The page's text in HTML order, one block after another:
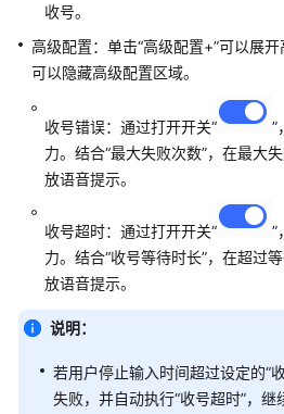
移
元
错
误
清
零
支
判
收号。
高级配置：单击“高级配置+”可以展开
可以隐藏高级配置区域。
收号错误：通过打开开关“ ”
力。结合“最大失败次数”，在最大
放语音提示。
收号超时：通过打开开关“ ”
力。结合“收号等待时长”，在超过
放语音提示。
说明：
若用户停止输入时间超过设定的“
失败，并自动执行“收号超时”，继